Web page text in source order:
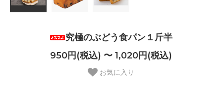
究極のぶどう食パン１斤半
950円(税込) 〜 1,020円(税込)
お気に入り